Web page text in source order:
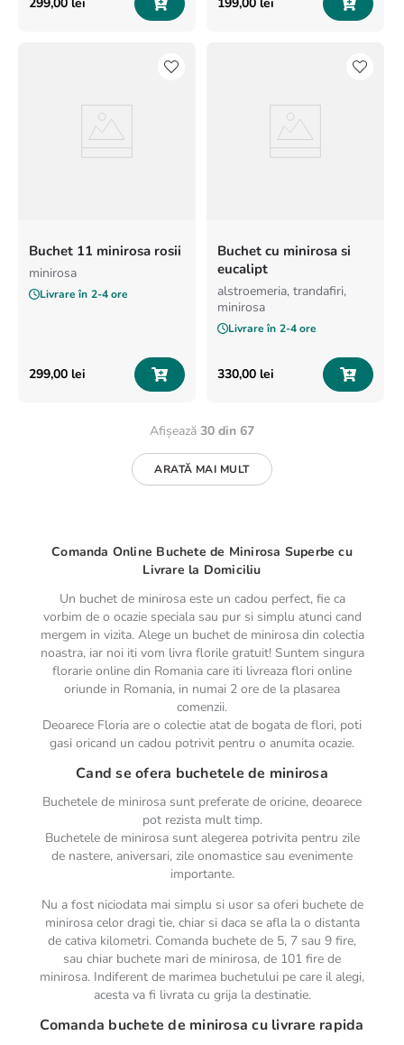
Buchet 11 minirosa rosii
minirosa
Livrare în 2-4 ore
299,00 lei
Buchet cu minirosa si
eucalipt
alstroemeria, trandafiri,
minirosa
Livrare în 2-4 ore
330,00 lei
Afișează 30 din 67
ARATĂ MAI MULT
Comanda Online Buchete de Minirosa Superbe cu
Livrare la Domiciliu
Un buchet de minirosa este un cadou perfect, fie ca
vorbim de o ocazie speciala sau pur si simplu atunci cand
mergem in vizita. Alege un buchet de minirosa din colectia
noastra, iar noi iti vom livra florile gratuit! Suntem singura
florarie online din Romania care iti livreaza flori online
oriunde in Romania, in numai 2 ore de la plasarea
comenzii.
Deoarece Floria are o colectie atat de bogata de flori, poti
gasi oricand un cadou potrivit pentru o anumita ocazie.
Cand se ofera buchetele de minirosa
Buchetele de minirosa sunt preferate de oricine, deoarece
pot rezista mult timp.
Buchetele de minirosa sunt alegerea potrivita pentru zile
de nastere, aniversari, zile onomastice sau evenimente
importante.
Nu a fost niciodata mai simplu si usor sa oferi buchete de
minirosa celor dragi tie, chiar si daca se afla la o distanta
de cativa kilometri. Comanda buchete de 5, 7 sau 9 fire,
sau chiar buchete mari de minirosa, de 101 fire de
minirosa. Indiferent de marimea buchetului pe care il alegi,
acesta va fi livrata cu grija la destinatie.
Comanda buchete de minirosa cu livrare rapida